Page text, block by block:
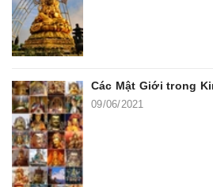
Các Mật Giới trong
09/06/2021